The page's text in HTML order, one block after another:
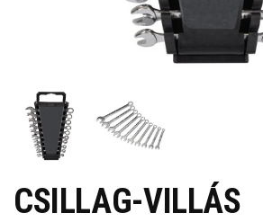
CSILLAG-VILLÁS